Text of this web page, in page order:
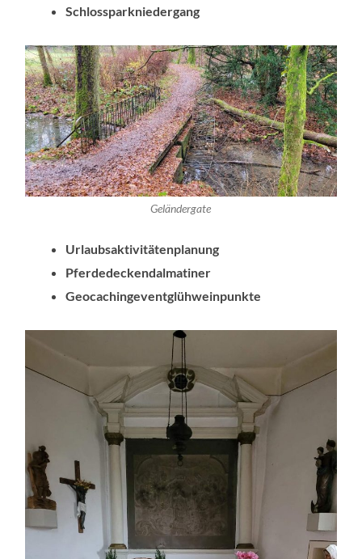
Schlossparkniedergang
Geländergate
Urlaubsaktivitätenplanung
Pferdedeckendalmatiner
Geocachingeventglühweinpunkte